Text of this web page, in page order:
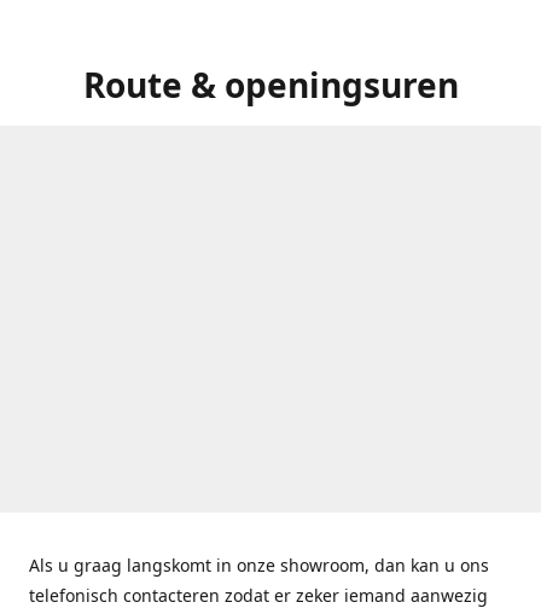
Route & openingsuren
Als u graag langskomt in onze showroom, dan kan u ons
telefonisch contacteren zodat er zeker iemand aanwezig